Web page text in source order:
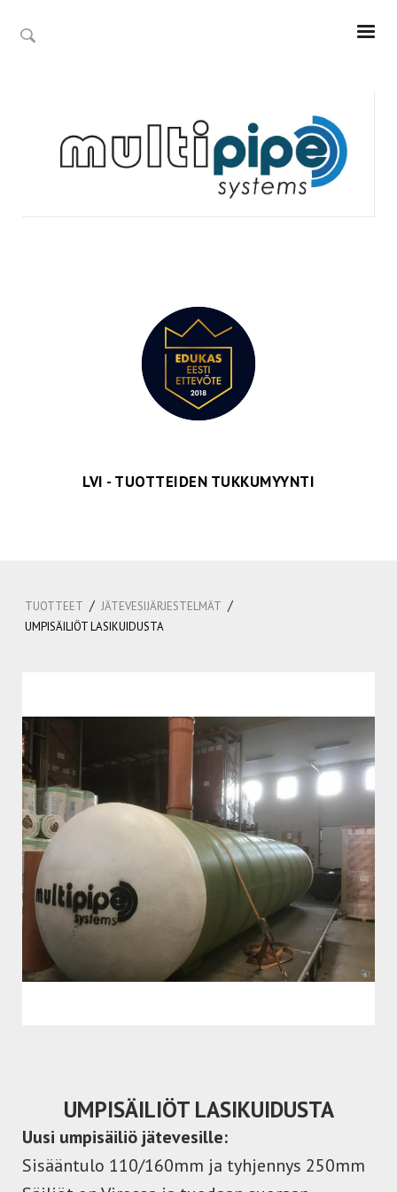
LVI - TUOTTEIDEN TUKKUMYYNTI
TUOTTEET / JÄTEVESIJÄRJESTELMÄT /
UMPISÄILIÖT LASIKUIDUSTA
UMPISÄILIÖT LASIKUIDUSTA
Uusi umpisäiliö jätevesille:
Sisääntulo 110/160mm ja tyhjennys 250mm